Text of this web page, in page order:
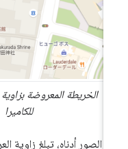
الخريطة المعروضة بزاوية
للكاميرا